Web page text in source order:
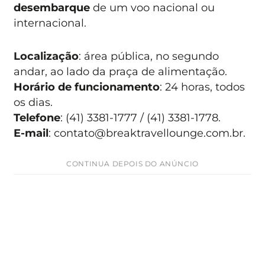
desembarquede um voo nacional ou
internacional.
Localização: área pública, no segundo
andar, ao lado da praça de alimentação.
Horário de funcionamento: 24 horas, todos
os dias.
Telefone: (41) 3381-1777 / (41) 3381-1778.
E-mail:contato@breaktravellounge.com.br.
CONTINUA DEPOIS DO ANÚNCIO